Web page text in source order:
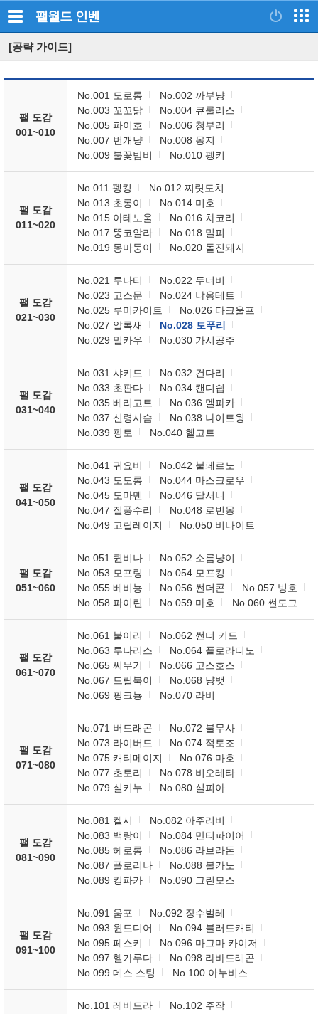
팰월드 인벤
[공략 가이드]
팰 도감
001~010
No.001 도로롱
No.002 까부냥
No.003 꼬꼬닭
No.004 큐룰리스
No.005 파이호
No.006 청부리
No.007 번개냥
No.008 몽지
No.009 불꽃밤비
No.010 펭키
팰 도감
011~020
No.011 펭킹
No.012 찌릿도치
No.013 초롱이
No.014 미호
No.015 아테노울
No.016 차코리
No.017 뚱코알라
No.018 밀피
No.019 몽마둥이
No.020 돌진돼지
팰 도감
021~030
No.021 루나티
No.022 두더비
No.023 고스문
No.024 냐옹테트
No.025 루미카이트
No.026 다크울프
No.027 알록새
No.028 토푸리
No.029 밀카우
No.030 가시공주
팰 도감
031~040
No.031 샤키드
No.032 건다리
No.033 초판다
No.034 캔디쉽
No.035 베리고트
No.036 멜파카
No.037 신령사슴
No.038 나이트윙
No.039 핑토
No.040 헬고트
팰 도감
041~050
No.041 귀요비
No.042 불페르노
No.043 도도롱
No.044 마스크로우
No.045 도마맨
No.046 달서니
No.047 질풍수리
No.048 로빈몽
No.049 고릴레이지
No.050 비나이트
팰 도감
051~060
No.051 퀸비나
No.052 소름냥이
No.053 모프링
No.054 모프킹
No.055 베비뇽
No.056 썬더콘
No.057 빙호
No.058 파이린
No.059 마호 No.060 썬도그
팰 도감
061~070
No.061 불이리
No.062 썬더 키드
No.063 루나리스
No.064 플로라디노
No.065 씨무기
No.066 고스호스
No.067 드릴북이
No.068 냥뱃
No.069 핑크뇽
No.070 라비
팰 도감
071~080
No.071 버드래곤
No.072 불무사
No.073 라이버드
No.074 적토조
No.075 캐티메이지
No.076 마호
No.077 초토리
No.078 비오레타
No.079 실키누
No.080 실피아
팰 도감
081~090
No.081 켈시
No.082 아주리비
No.083 백랑이
No.084 만티파이어
No.085 헤로롱
No.086 라브라돈
No.087 플로리나
No.088 볼카노
No.089 킹파카
No.090 그린모스
팰 도감
091~100
No.091 움포
No.092 장수벌레
No.093 윈드디어
No.094 블러드캐티
No.095 페스키
No.096 마그마 카이저
No.097 헬가루다
No.098 라바드래곤
No.099 데스 스팅
No.100 아누비스
No.101 레비드라
No.102 주작